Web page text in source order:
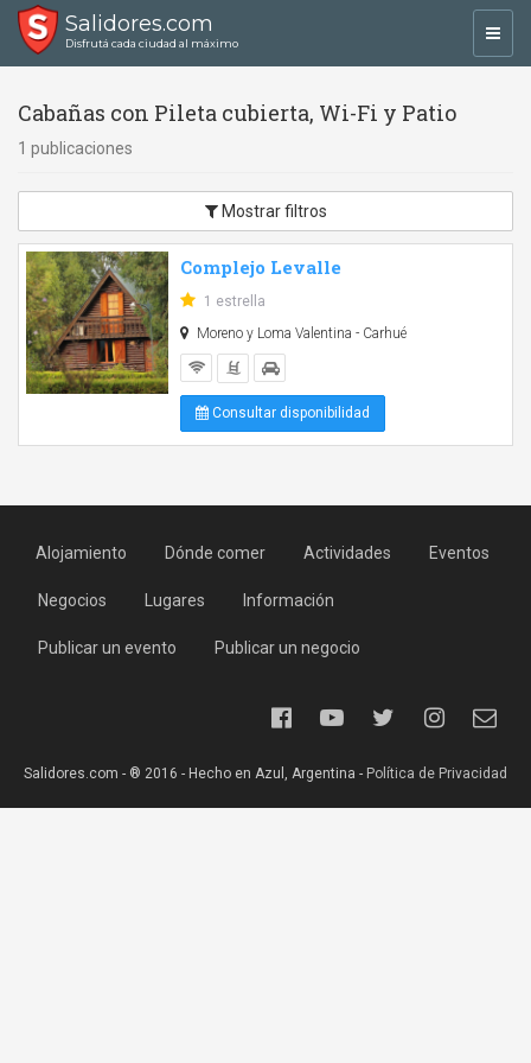
Salidores.com
Disfrutá cada ciudad al máximo
Cabañas con Pileta cubierta, Wi-Fi y Patio
1 publicaciones
Mostrar filtros
Complejo Levalle
1 estrella
Moreno y Loma Valentina - Carhué
Consultar disponibilidad
Alojamiento Dónde comer Actividades Eventos
Negocios Lugares Información
Publicar un evento Publicar un negocio
Salidores.com - ® 2016 - Hecho en Azul, Argentina - Política de Privacidad